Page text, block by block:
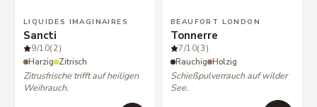
LIQUIDES IMAGINAIRES
Sancti
9/10(2)
Harzig Zitrisch
Zitrusfrische trifft auf heiligen
Weihrauch.
BEAUFORT LONDON
Tonnerre
7/10(3)
Rauchig Holzig
Schießpulverrauch auf wilder
See.